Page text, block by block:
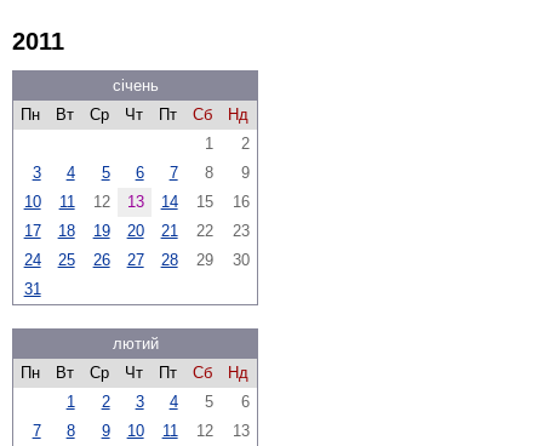
2011
січень
Пн
Вт Ср Чт Пт Сб
Нд
1
2
3
4 5 6 7 8
9
10
11 12 13 14 15
16
17
18 19 20 21 22
23
24
25 26 27 28 29
30
31
лютий
Пн
Вт Ср Чт Пт Сб
Нд
1
2 3 4 5
6
7
8 9 10 11 12 13